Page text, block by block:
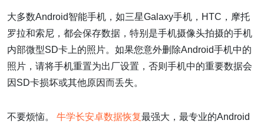
大多数Android智能手机，如三星Galaxy手机，HTC，摩托
罗拉和索尼，都会保存数据，特别是手机摄像头拍摄的手机
内部微型SD卡上的照片。如果您意外删除Android手机中的
照片，请将手机重置为出厂设置，否则手机中的重要数据会
因SD卡损坏或其他原因而丢失。
不要烦恼。 牛学长安卓数据恢复最强大，最专业的Android